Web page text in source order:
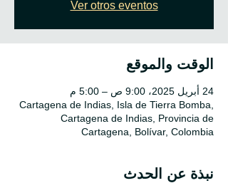
Ver otros eventos
الوقت والموقع
24 أبريل 2025، 9:00 ص – 5:00 م
Cartagena de Indias, Isla de Tierra Bomba,
Cartagena de Indias, Provincia de
Cartagena, Bolívar, Colombia
نبذة عن الحدث